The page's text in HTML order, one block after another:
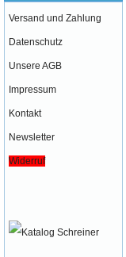
Versand und Zahlung
Datenschutz
Unsere AGB
Impressum
Kontakt
Newsletter
Widerruf